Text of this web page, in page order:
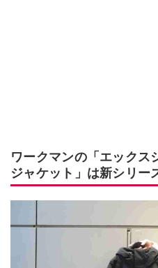
ワークマンの「エックス
ジャケット」は新シリー